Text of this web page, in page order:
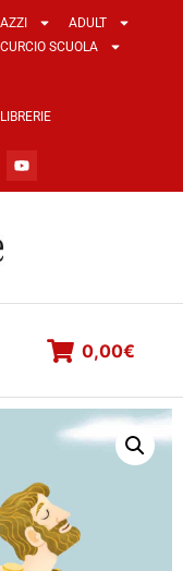
ADULT
CURCIO SCUOLA
0,00€